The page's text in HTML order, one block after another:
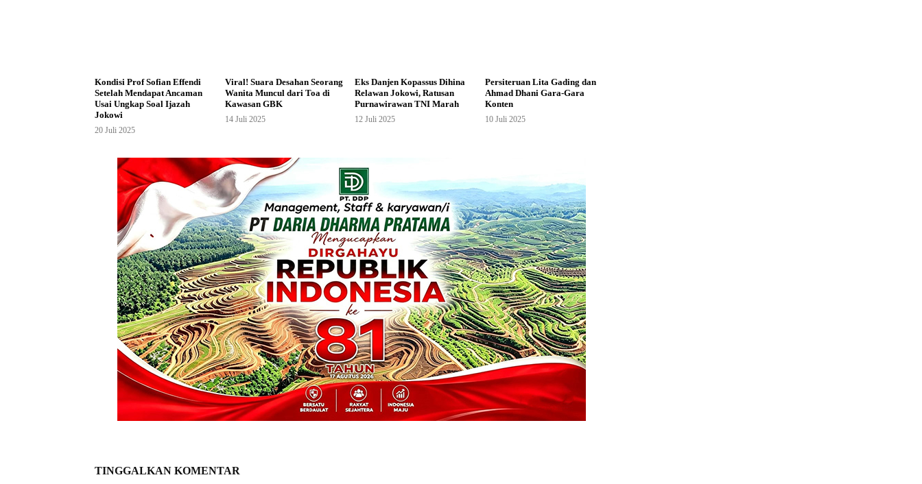
Kondisi Prof Sofian Effendi
Setelah Mendapat Ancaman
Usai Ungkap Soal Ijazah
Jokowi
20 Juli 2025
Viral! Suara Desahan Seorang
Wanita Muncul dari Toa di
Kawasan GBK
14 Juli 2025
Eks Danjen Kopassus Dihina
Relawan Jokowi, Ratusan
Purnawirawan TNI Marah
12 Juli 2025
Persiteruan Lita Gading dan
Ahmad Dhani Gara-Gara
Konten
10 Juli 2025
TINGGALKAN KOMENTAR